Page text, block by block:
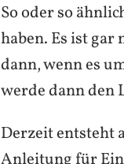
So oder so
haben. Es ist gar
dann, wenn es
werde dann den
Derzeit entsteht
Anleitung für